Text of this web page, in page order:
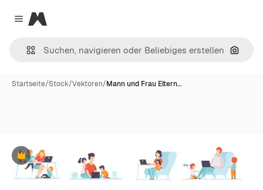
Close menu
Magnific
Nach
Startseite/Stock/Vektoren/Mann und Frau Eltern…
Premium